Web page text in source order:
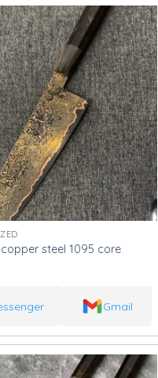
steel 1095 core
Gmail